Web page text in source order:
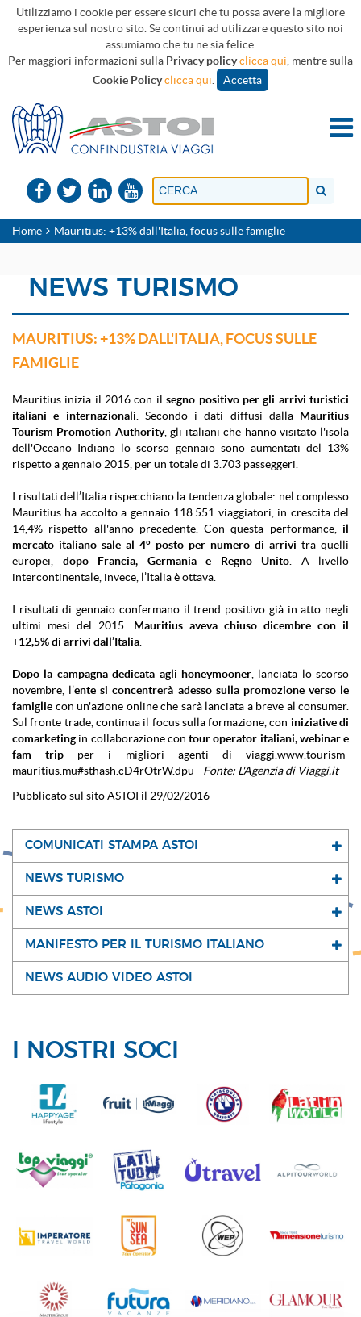
Utilizziamo i cookie per essere sicuri che tu possa avere la migliore
esperienza sul nostro sito. Se continui ad utilizzare questo sito noi
assumiamo che tu ne sia felice.
Per maggiori informazioni sulla Privacy policyclicca qui , mentre sulla
Cookie Policyclicca qui Accetta
Home Mauritius: +13% dall'Italia, focus sulle famiglie
NEWS TURISMO
MAURITIUS: +13% DALL'ITALIA, FOCUS SULLE
FAMIGLIE
Mauritius inizia il 2016 con ilsegno positivo per gli arrivi turistici
italiani e internazionali . Secondo i dati diffusi dalla Mauritius
Tourism Promotion Authority, gli italiani che hanno visitato l'isola
dell'Oceano Indiano lo scorso gennaio sono aumentati del 13%
rispetto a gennaio 2015, per un totale di 3.703 passeggeri.
I risultati dell’Italia rispecchiano la tendenza globale: nel complesso
Mauritius ha accolto a gennaio 118.551 viaggiatori, in crescita del
14,4% rispetto all'anno precedente. Con questa performance, il
mercato italiano sale al 4° posto per numero di arrivi tra quelli
europei, dopo Francia, Germania e Regno Unito . A livello
intercontinentale, invece, l’Italia è ottava.
I risultati di gennaio confermano il trend positivo già in atto negli
ultimi mesi del 2015: Mauritius aveva chiuso dicembre con il
+12,5% di arrivi dall’Italia
Dopo la campagna dedicata agli honeymooner, lanciata lo scorso
novembre, l’ente si concentrerà adesso sulla promozione verso le
famiglie con un'azione online che sarà lanciata a breve al consumer.
Sul fronte trade, continua il focus sulla formazione, con iniziative di
comarketing in collaborazione con tour operator italiani, webinar e
fam trip per i migliori agenti di viaggi.www.tourism-
mauritius.mu#sthash.cD4rOtrW.dpu - Fonte: L'Agenzia di Viaggi.it
Pubblicato sul sito ASTOI il 29/02/2016
COMUNICATI STAMPA ASTOI
NEWS TURISMO
NEWS ASTOI
MANIFESTO PER IL TURISMO ITALIANO
NEWS AUDIO VIDEO ASTOI
I NOSTRI SOCI